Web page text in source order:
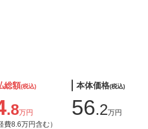
総額(税込)
.8万円
費8.6万円含む）
本体価格(税込)
56.2万円